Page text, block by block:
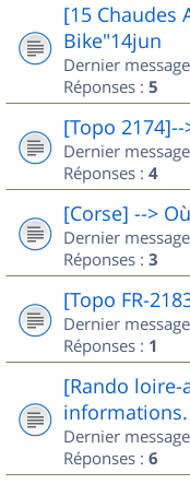
[15 Chaudes
Bike"14jun
Dernier
Réponses : 5
[Topo
Dernier
Réponses : 4
[Corse] -->
Dernier
Réponses : 3
[Topo FR-
Dernier
Réponses : 1
[Rando loire-
informations.
Dernier
Réponses : 6